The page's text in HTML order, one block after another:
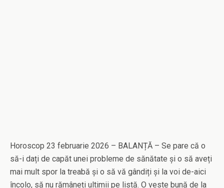
Horoscop 23 februarie 2026 – BALANȚĂ – Se pare că o
să-i dați de capăt unei probleme de sănătate și o să aveți
mai mult spor la treabă și o să vă gândiți și la voi de-aici
încolo, să nu rămâneți ultimii pe listă. O veste bună de la